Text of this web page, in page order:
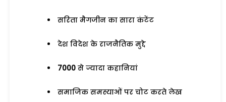
सरिता मैगजीन का सारा कंटेंट
देश विदेश के राजनैतिक मुद्दे
7000 से ज्यादा कहानियां
समाजिक समस्याओं पर चोट करते लेख